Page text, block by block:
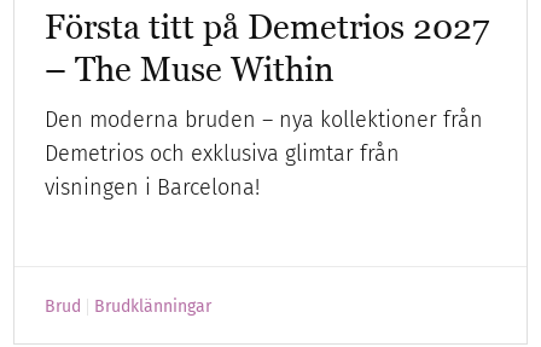
Första titt på Demetrios 2027
– The Muse Within
Den moderna bruden – nya kollektioner från
Demetrios och exklusiva glimtar från
visningen i Barcelona!
Brud Brudklänningar